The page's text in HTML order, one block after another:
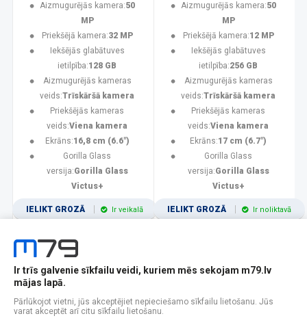
Aizmugurējās kamera:50
MP
Priekšējā kamera:32 MP
Iekšējās glabātuves
ietilpība:128 GB
Aizmugurējās kameras
veids:Trīskāršā kamera
Priekšējās kameras
veids:Viena kamera
Ekrāns:16,8 cm (6.6")
Gorilla Glass
versija:Gorilla Glass
Victus+
IELIKT GROZĀ Ir veikalā
Aizmugurējās kamera:50
MP
Priekšējā kamera:12 MP
Iekšējās glabātuves
ietilpība:256 GB
Aizmugurējās kameras
veids:Trīskāršā kamera
Priekšējās kameras
veids:Viena kamera
Ekrāns:17 cm (6.7")
Gorilla Glass
versija:Gorilla Glass
Victus+
IELIKT GROZĀ Ir noliktavā
1 2 3 4 5 6 7 8 9 10 11
Popularitātes Rādīt 12
Ir trīs galvenie sīkfailu veidi, kuriem mēs sekojam m79.lv
mājas lapā.
Pārlūkojot vietni, jūs akceptējiet nepieciešamo sīkfailu lietošanu. Jūs
varat akceptēt arī citu sīkfailu lietošanu.